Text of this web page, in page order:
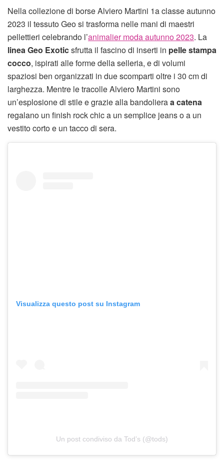
Nella collezione di borse Alviero Martini 1a classe autunno
2023 il tessuto Geo si trasforma nelle mani di maestri
pellettieri celebrando l’animalier moda autunno 2023. La
linea Geo Exoticsfrutta il fascino di inserti in pelle stampa
cocco, ispirati alle forme della selleria, e di volumi
spaziosi ben organizzati in due scomparti oltre i 30 cm di
larghezza. Mentre le tracolle Alviero Martini sono
un’esplosione di stile e grazie alla bandolieraa catena
regalano un finish rock chic a un semplice jeans o a un
vestito corto e un tacco di sera.
Visualizza questo post su Instagram
Un post condiviso da Tod’s (@tods)